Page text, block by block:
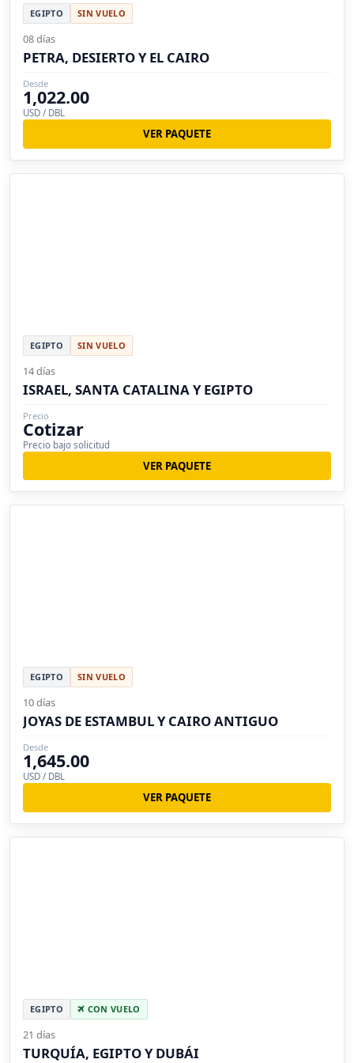
EGIPTO SIN VUELO
08 días
PETRA, DESIERTO Y EL CAIRO
Desde
1,022.00
USD / DBL
VER PAQUETE
EGIPTO SIN VUELO
14 días
ISRAEL, SANTA CATALINA Y EGIPTO
Precio
Cotizar
Precio bajo solicitud
VER PAQUETE
EGIPTO SIN VUELO
10 días
JOYAS DE ESTAMBUL Y CAIRO ANTIGUO
Desde
1,645.00
USD / DBL
VER PAQUETE
EGIPTO CON VUELO
21 días
TURQUÍA, EGIPTO Y DUBÁI